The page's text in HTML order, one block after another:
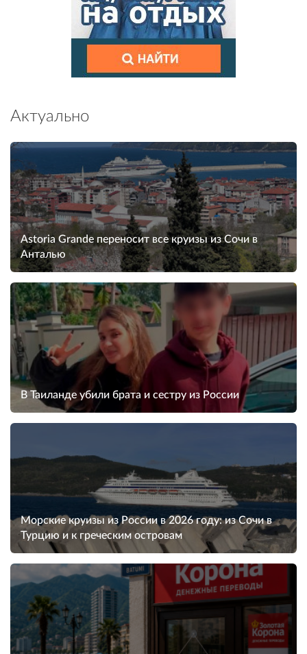
Актуально
Astoria Grande переносит все круизы из Сочи в
Анталью
В Таиланде убили брата и сестру из России
Морские круизы из России в 2026 году: из Сочи в
Турцию и к греческим островам